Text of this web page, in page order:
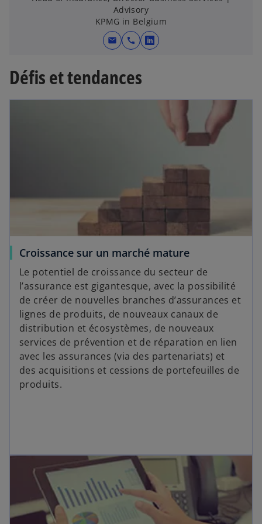
Advisory
KPMG in Belgium
mail call
s
v
s
u
v
e
l
o
n
g
e
Défis et tendances
Croissance sur un marché mature
Le potentiel de croissance du secteur de
l’assurance est gigantesque, avec la possibilité
de créer de nouvelles branches d’assurances et
lignes de produits, de nouveaux canaux de
distribution et écosystèmes, de nouveaux
services de prévention et de réparation en lien
avec les assurances (via des partenariats) et
des acquisitions et cessions de portefeuilles de
produits.